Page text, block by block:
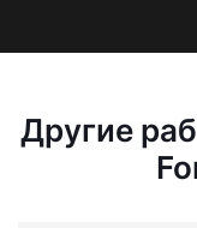
Другие